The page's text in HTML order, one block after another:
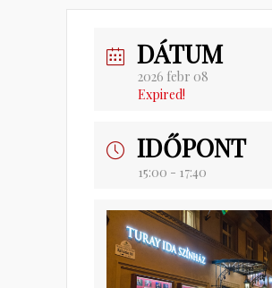
DÁTUM
2026 febr 08
Expired!
IDŐPONT
15:00 - 17:40